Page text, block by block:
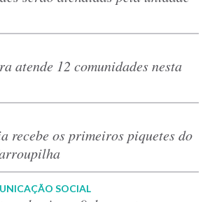
atende 12 comunidades nesta
recebe os primeiros piquetes do
SOCIAL